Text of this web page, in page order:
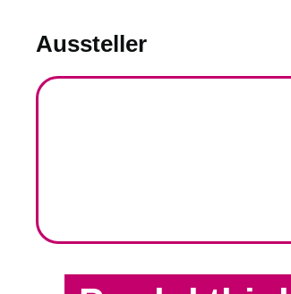
Aussteller